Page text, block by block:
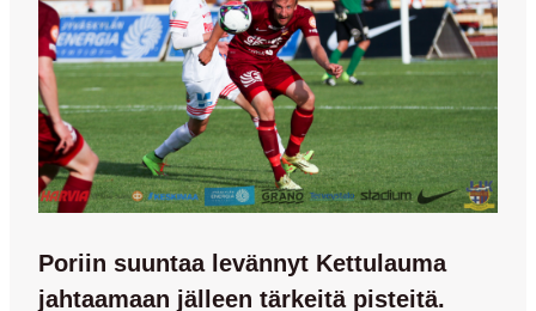
Poriin suuntaa levännyt Kettulauma
jahtaamaan jälleen tärkeitä pisteitä.